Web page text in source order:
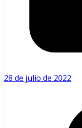
28 de julio de 2022